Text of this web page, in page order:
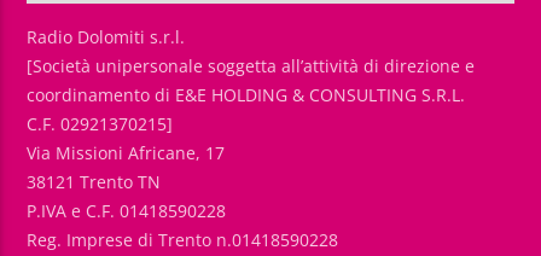
Radio Dolomiti s.r.l.
[Società unipersonale soggetta all’attività di direzione e
coordinamento di E&E HOLDING & CONSULTING S.R.L.
C.F. 02921370215]
Via Missioni Africane, 17
38121 Trento TN
P.IVA e C.F. 01418590228
Reg. Imprese di Trento n.01418590228